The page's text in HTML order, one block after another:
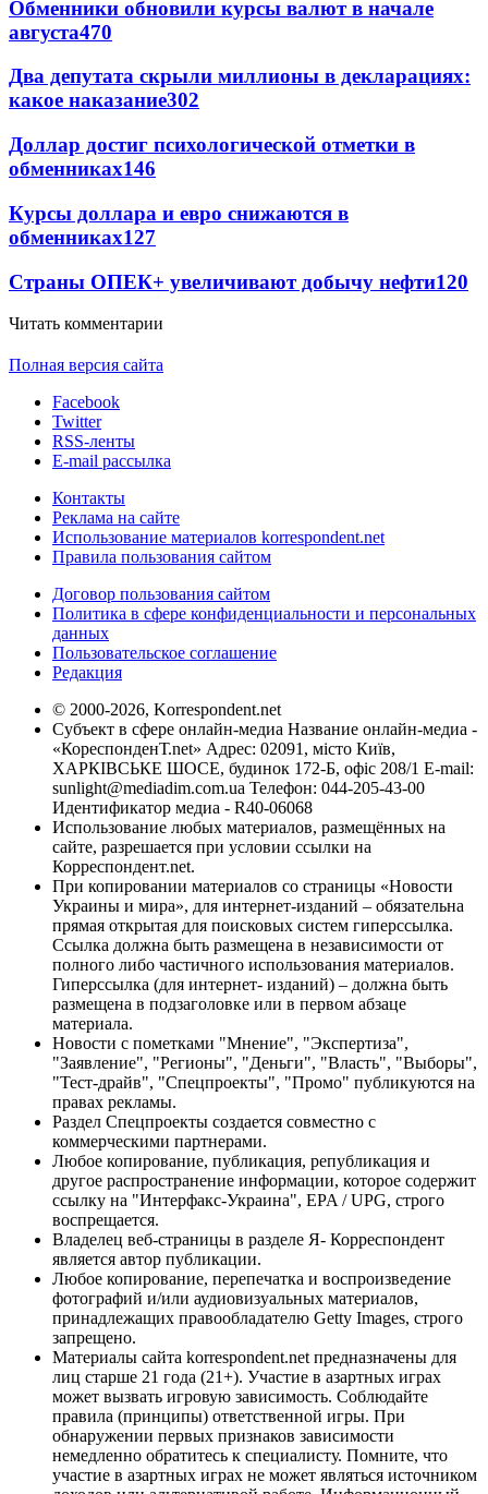
Обменники обновили курсы валют в начале
августа470
Два депутата скрыли миллионы в декларациях:
какое наказание302
Доллар достиг психологической отметки в
обменниках146
Курсы доллара и евро снижаются в
обменниках127
Страны ОПЕК+ увеличивают добычу нефти120
Читать комментарии
Полная версия сайта
Facebook
Twitter
RSS-ленты
E-mail рассылка
Контакты
Реклама на сайте
Использование материалов korrespondent.net
Правила пользования сайтом
Договор пользования сайтом
Политика в сфере конфиденциальности и персональных
данных
Пользовательское соглашение
Редакция
© 2000-2026, Korrespondent.net
Субъект в сфере онлайн-медиа Название онлайн-медиа -
«КореспонденТ.net» Адрес: 02091, місто Київ,
ХАРКІВСЬКЕ ШОСЕ, будинок 172-Б, офіс 208/1 E-mail:
sunlight@mediadim.com.ua Телефон: 044-205-43-00
Идентификатор медиа - R40-06068
Использование любых материалов, размещённых на
сайте, разрешается при условии ссылки на
Корреспондент.net.
При копировании материалов со страницы «Новости
Украины и мира», для интернет-изданий – обязательна
прямая открытая для поисковых систем гиперссылка.
Ссылка должна быть размещена в независимости от
полного либо частичного использования материалов.
Гиперссылка (для интернет- изданий) – должна быть
размещена в подзаголовке или в первом абзаце
материала.
Новости с пометками "Мнение", "Экспертиза",
"Заявление", "Регионы", "Деньги", "Власть", "Выборы",
"Тест-драйв", "Спецпроекты", "Промо" публикуются на
правах рекламы.
Раздел Спецпроекты создается совместно с
коммерческими партнерами.
Любое копирование, публикация, републикация и
другое распространение информации, которое содержит
ссылку на "Интерфакс-Украина", EPA / UPG, строго
воспрещается.
Владелец веб-страницы в разделе Я- Корреспондент
является автор публикации.
Любое копирование, перепечатка и воспроизведение
фотографий и/или аудиовизуальных материалов,
принадлежащих правообладателю Getty Images, строго
запрещено.
Материалы сайта korrespondent.net предназначены для
лиц старше 21 года (21+). Участие в азартных играх
может вызвать игровую зависимость. Соблюдайте
правила (принципы) ответственной игры. При
обнаружении первых признаков зависимости
немедленно обратитесь к специалисту. Помните, что
участие в азартных играх не может являться источником